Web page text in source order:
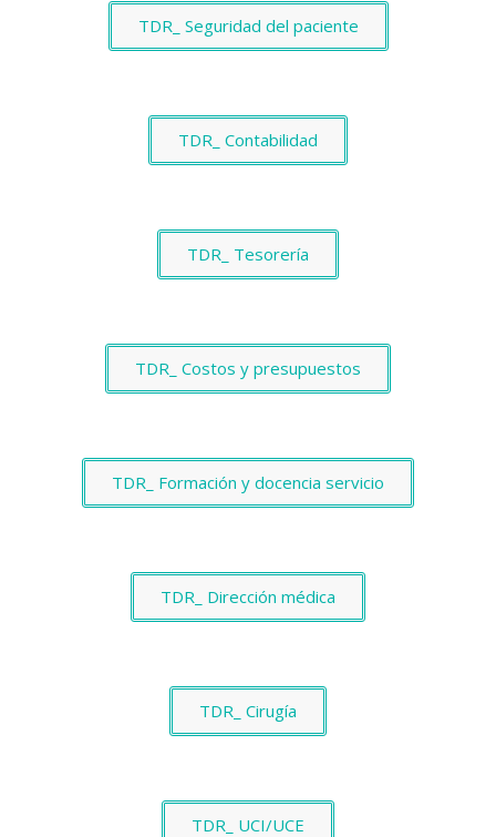
TDR_ Seguridad del paciente
TDR_ Contabilidad
TDR_ Tesorería
TDR_ Costos y presupuestos
TDR_ Formación y docencia servicio
TDR_ Dirección médica
TDR_ Cirugía
TDR_ UCI/UCE